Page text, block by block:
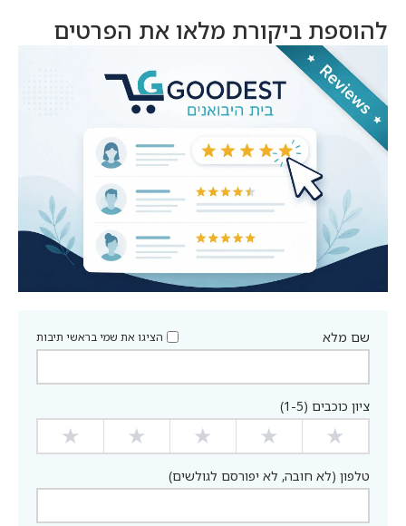
להוספת ביקורת מלאו את הפרטים
שם מלא הציגו את שמי בראשי תיבות
ציון כוכבים (1-5)
★
★
★
★
★
טלפון (לא חובה, לא יפורסם לגולשים)